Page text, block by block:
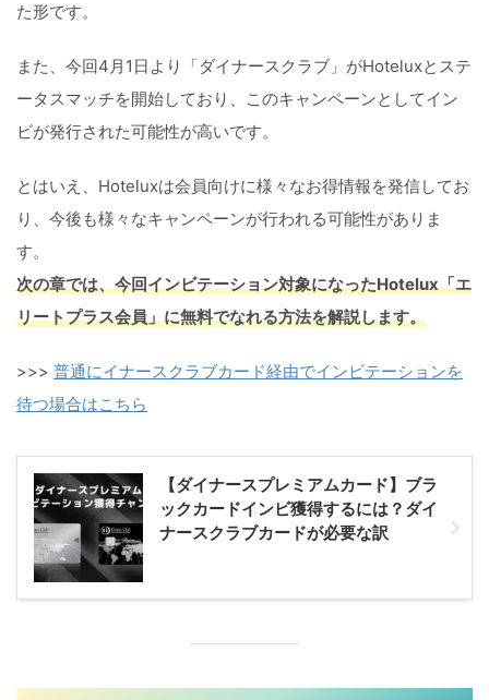
た形です。
また、今回4月1日より「ダイナースクラブ」がHoteluxとステ
ータスマッチを開始しており、このキャンペーンとしてイン
ビが発行された可能性が高いです。
とはいえ、Hoteluxは会員向けに様々なお得情報を発信してお
り、今後も様々なキャンペーンが行われる可能性がありま
す。
次の章では、今回インビテーション対象になったHotelux「エ
リートプラス会員」に無料でなれる方法を解説します。
>>> 普通にイナースクラブカード経由でインビテーションを
待つ場合はこちら
【ダイナースプレミアムカード】ブラ
ックカードインビ獲得するには？ダイ
ナースクラブカードが必要な訳